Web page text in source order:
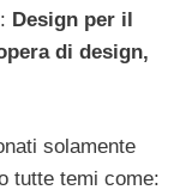
Design per il
di design,
solamente
tutte temi come: